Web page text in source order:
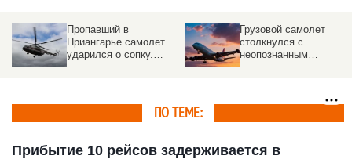
Пропавший в
Приангарье самолет
ударился о сопку.
Грузовой самолет
столкнулся с
неопознанным
ПО ТЕМЕ:
Прибытие 10 рейсов задерживается в